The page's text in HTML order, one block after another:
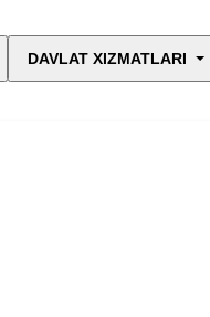
DAVLAT XIZMATLARI